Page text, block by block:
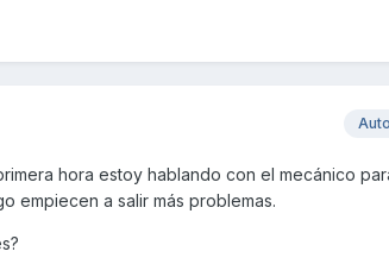
hora estoy hablando con el mecánico
empiecen a salir más problemas.